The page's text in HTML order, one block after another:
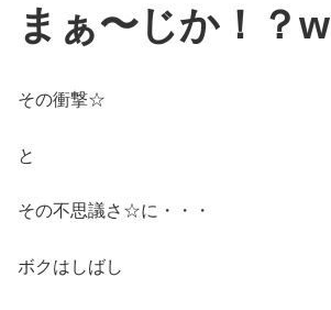
まぁ〜じか！？w
その衝撃☆
と
その不思議さ☆に・・・
ボクはしばし